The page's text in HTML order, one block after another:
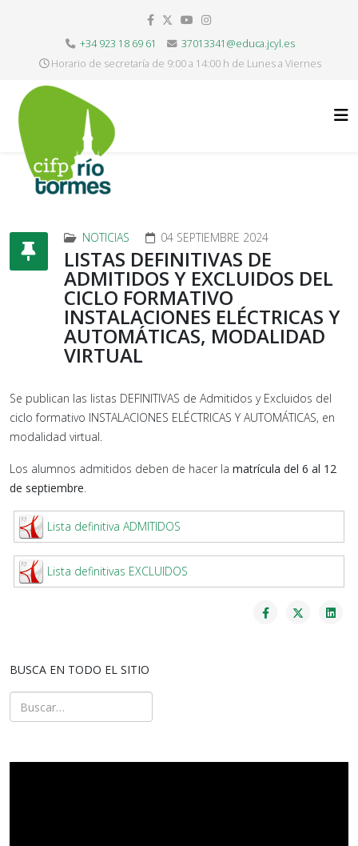
+34 923 18 69 61
37013341@educa.jcyl.es
Horario de secretaría de 9:00 a 14:00 h de Lunes a Viernes
NOTICIAS 04 SEPTIEMBRE 2024
LISTAS DEFINITIVAS DE
ADMITIDOS Y EXCLUIDOS DEL
CICLO FORMATIVO
INSTALACIONES ELÉCTRICAS Y
AUTOMÁTICAS, MODALIDAD
VIRTUAL
Se publican las listas DEFINITIVAS de Admitidos y Excluidos del
ciclo formativo INSTALACIONES ELÉCTRICAS Y AUTOMÁTICAS, en
modalidad virtual.
Los alumnos admitidos deben de hacer la matrícula del 6 al 12
de septiembre.
Lista definitiva ADMITIDOS
Lista definitivas EXCLUIDOS
BUSCA EN TODO EL SITIO
Buscar